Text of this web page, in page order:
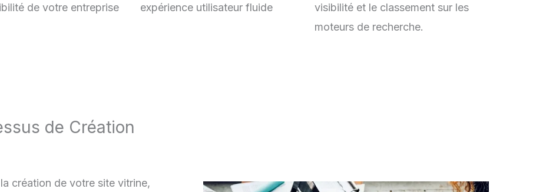
de votre entreprise
expérience utilisateur fluide
visibilité et le classement sur les
moteurs de recherche.
de Création
création de votre site vitrine,